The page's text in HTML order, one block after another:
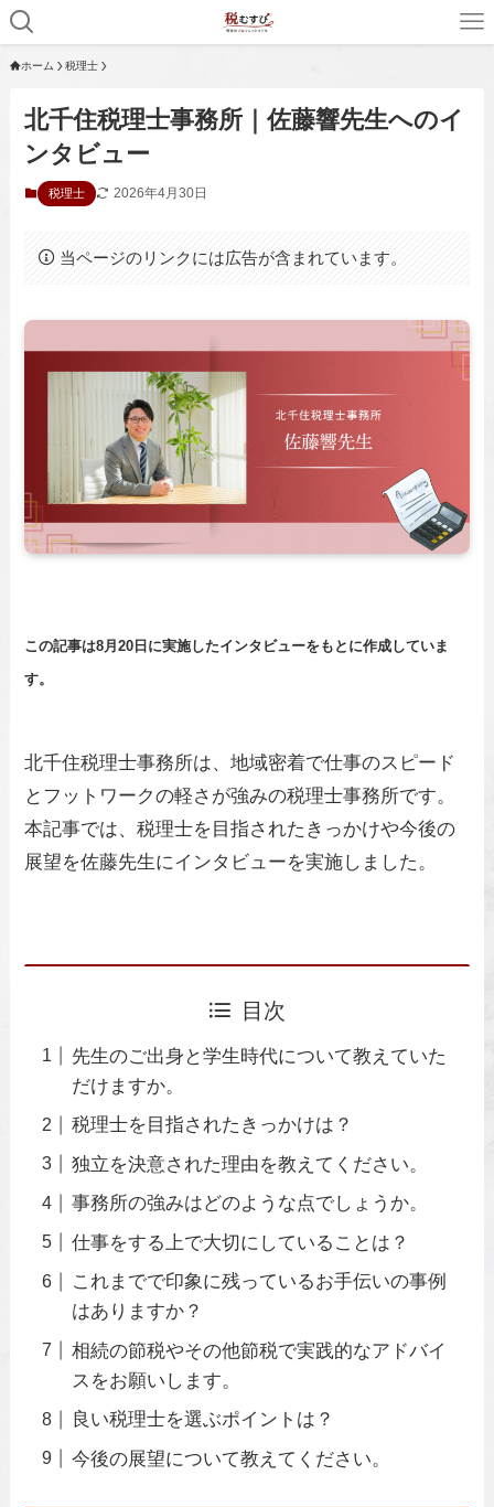
ホーム 税理士
北千住税理士事務所｜佐藤響先生へのイ
ンタビュー
税理士 2026年4月30日
当ページのリンクには広告が含まれています。
この記事は8月20日に実施したインタビューをもとに作成していま
す。
北千住税理士事務所は、地域密着で仕事のスピード
とフットワークの軽さが強みの税理士事務所です。
本記事では、税理士を目指されたきっかけや今後の
展望を佐藤先生にインタビューを実施しました。
目次
先生のご出身と学生時代について教えていた
だけますか。
税理士を目指されたきっかけは？
独立を決意された理由を教えてください。
事務所の強みはどのような点でしょうか。
仕事をする上で大切にしていることは？
これまでで印象に残っているお手伝いの事例
はありますか？
相続の節税やその他節税で実践的なアドバイ
スをお願いします。
良い税理士を選ぶポイントは？
今後の展望について教えてください。